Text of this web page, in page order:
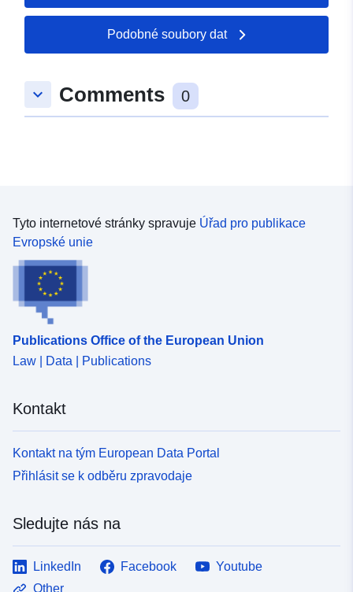
49.3319 ], [ 6.99598,
49.3292 ], [ 6.99144,
Typ: Polygon
Podobné soubory dat
keyboard_arrow_down Comments 0
Tyto internetové stránky spravuje Úřad pro publikace
Evropské unie
Publications Office of the European Union
Law | Data | Publications
Kontakt
Kontakt na tým European Data Portal
Přihlásit se k odběru zpravodaje
Sledujte nás na
LinkedIn Facebook
Youtube
Other